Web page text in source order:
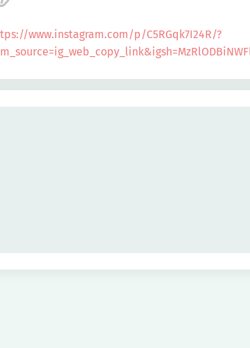
www.instagram.com/p/C5RGqk7I24R/?